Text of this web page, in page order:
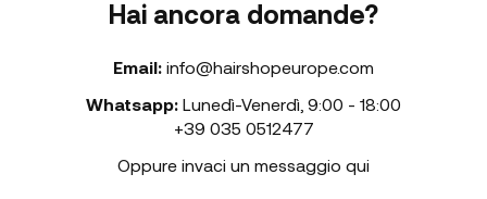
Hai ancora domande?
Email: info@hairshopeurope.com
Whatsapp: Lunedì-Venerdì 9:00 - 18:00
+39 035 0512477
Oppure invaci un messaggio qui